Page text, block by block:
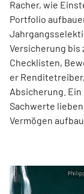
Racher, wie
Portfolio
Versicherung bis
Checklisten,
er
Absicherung.
Sachwerte
Vermögen